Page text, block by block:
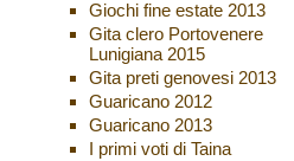
Giochi fine estate 2013
Gita clero Portovenere
Lunigiana 2015
Gita preti genovesi 2013
Guaricano 2012
Guaricano 2013
I primi voti di Taina